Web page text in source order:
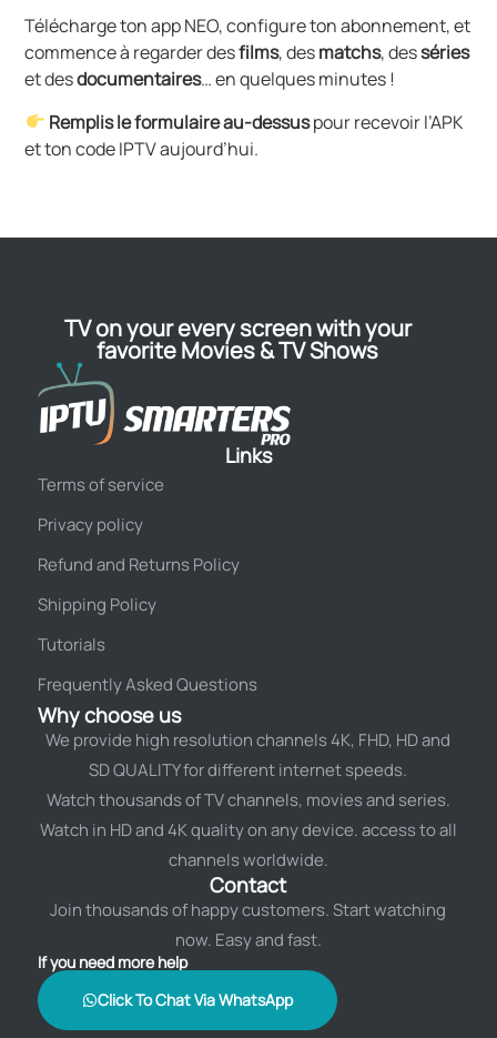
Télécharge ton app NEO, configure ton abonnement, et
commence à regarder desfilms, desmatchs, desséries
et desdocumentaires… en quelques minutes !
Remplis le formulaire au-dessuspour recevoir l’APK
et ton code IPTV aujourd’hui.
TV on your every screen with your
favorite Movies & TV Shows
Links
Terms of service
Privacy policy
Refund and Returns Policy
Shipping Policy
Tutorials
Frequently Asked Questions
Why choose us
We provide high resolution channels 4K, FHD, HD and
SD QUALITY for different internet speeds.
Watch thousands of TV channels, movies and series.
Watch in HD and 4K quality on any device. access to all
channels worldwide.
Contact
Join thousands of happy customers. Start watching
now. Easy and fast.
If you need more help
Click To Chat Via WhatsApp